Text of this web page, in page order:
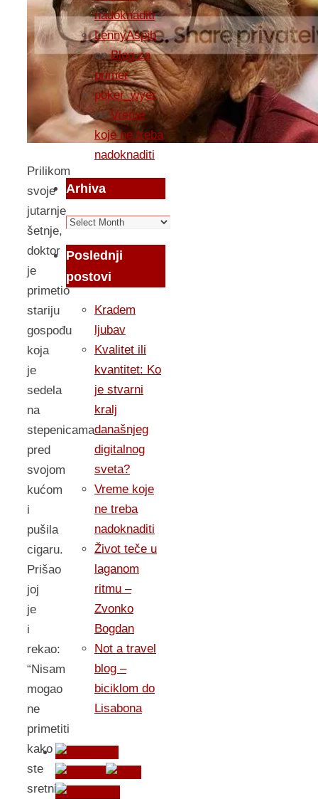
Prilikom
svoje
jutarnje
šetnje,
doktor
je
primetio
stariju
gospođu
koja
je
sedela
na
stepenicama
pred
svojom
kućom
i
pušila
cigaru.
Prišao
joj
je
i
rekao:
“Nisam
mogao
ne
primetiti
kako
ste
sretni!
nadoknaditi
LennyAspib
onBlog za
primer
poker_wyer
on Vreme
koje ne treba
nadoknaditi
Arhiva
Arhiva
Poslednji
postovi
Kradem
ljubav
Kvalitet ili
kvantitet: Ko
je stvarni
kralj
današnjeg
digitalnog
sveta?
Vreme koje
ne treba
nadoknaditi
Život teče u
laganom
ritmu –
Zvonko
Bogdan
Not a travel
blog –
biciklom do
Lisabona